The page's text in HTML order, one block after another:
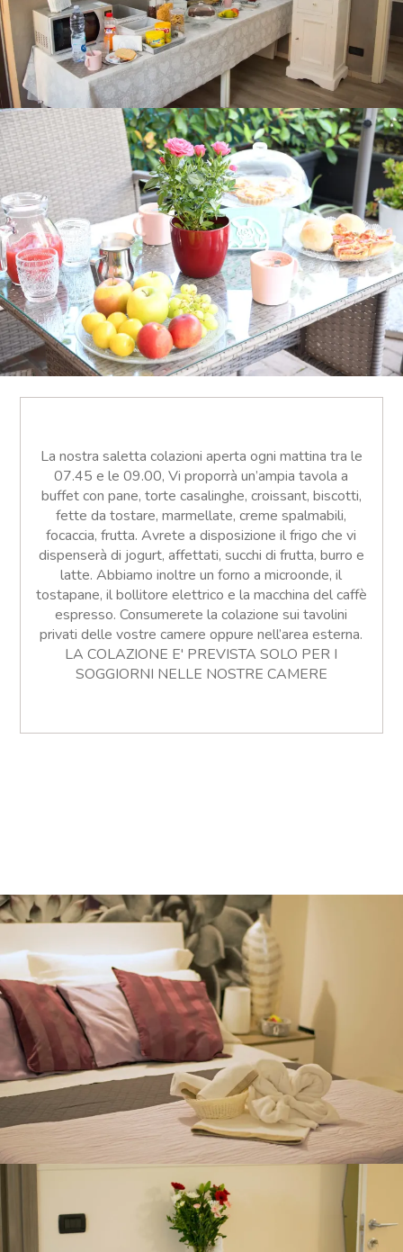
La nostra saletta colazioni aperta ogni mattina tra le
07.45 e le 09.00, Vi proporrà un’ampia tavola a
buffet con pane, torte casalinghe, croissant, biscotti,
fette da tostare, marmellate, creme spalmabili,
focaccia, frutta. Avrete a disposizione il frigo che vi
dispenserà di jogurt, affettati, succhi di frutta, burro e
latte. Abbiamo inoltre un forno a microonde, il
tostapane, il bollitore elettrico e la macchina del caffè
espresso. Consumerete la colazione sui tavolini
privati delle vostre camere oppure nell’area esterna.
LA COLAZIONE E' PREVISTA SOLO PER I
SOGGIORNI NELLE NOSTRE CAMERE